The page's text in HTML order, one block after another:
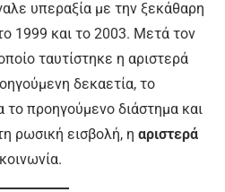
υπεραξία με την ξεκάθαρη
1999 και το 2003. Μετά τον
ταυτίστηκε η αριστερά
δεκαετία, το
το προηγούμενο διάστημα και
ρωσική εισβολή, η αριστερά
κοινωνία.